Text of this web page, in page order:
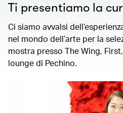
Ti presentiamo la
Ci siamo avvalsi
nel mondo dell’arte per la
mostra presso The Wing,
lounge di Pechino.